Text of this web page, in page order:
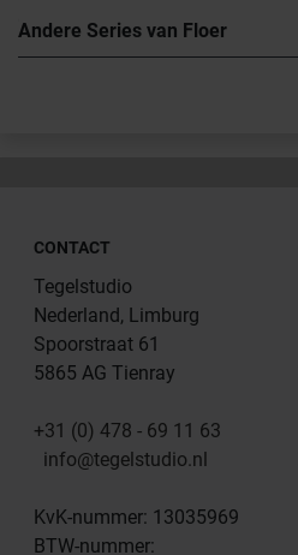
Andere Series van Floer
CONTACT
Tegelstudio
Nederland, Limburg
Spoorstraat 61
5865 AG Tienray
+31 (0) 478 - 69 11 63
info@tegelstudio.nl
KvK-nummer: 13035969
BTW-nummer: